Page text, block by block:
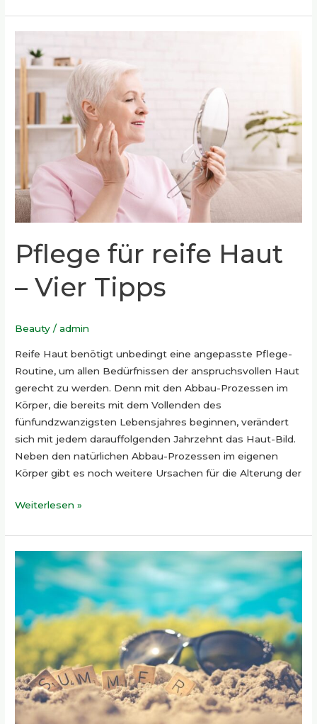
Pflege für reife Haut
– Vier Tipps
Beauty /admin
Reife Haut benötigt unbedingt eine angepasste Pflege-
Routine, um allen Bedürfnissen der anspruchsvollen Haut
gerecht zu werden. Denn mit den Abbau-Prozessen im
Körper, die bereits mit dem Vollenden des
fünfundzwanzigsten Lebensjahres beginnen, verändert
sich mit jedem darauffolgenden Jahrzehnt das Haut-Bild.
Neben den natürlichen Abbau-Prozessen im eigenen
Körper gibt es noch weitere Ursachen für die Alterung der
für
reife
Haut
–
Vier
Tipps
Weiterlesen »
Bereit
Sommer
mit
Brazilian
Wax